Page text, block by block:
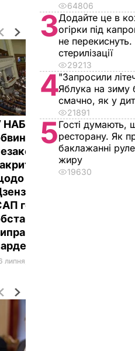
НАБУ
САП у
справи
У
говорять про
які
липня, 21.23
64806
3Додайте це в
огірки під
не
стерилізації
29213
4"Запросили
Яблука на зиму
смачно, як у
21891
5Гості думають,
ресторану. Як
баклажанні
жиру
19630